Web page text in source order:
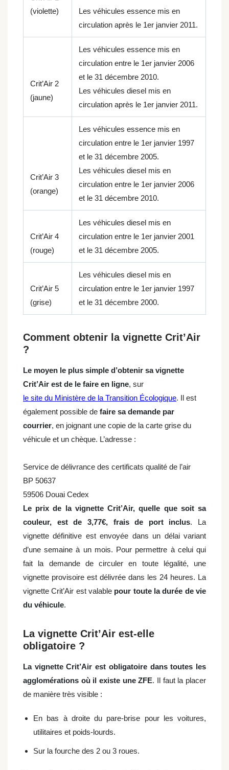
(violette)
Les véhicules essence mis en
circulation après le 1er janvier 2011.
Crit’Air 2
(jaune)
Les véhicules essence mis en
circulation entre le 1er janvier 2006
et le 31 décembre 2010.
Les véhicules diesel mis en
circulation après le 1er janvier 2011.
Crit’Air 3
(orange)
Les véhicules essence mis en
circulation entre le 1er janvier 1997
et le 31 décembre 2005.
Les véhicules diesel mis en
circulation entre le 1er janvier 2006
et le 31 décembre 2010.
Crit’Air 4
(rouge)
Les véhicules diesel mis en
circulation entre le 1er janvier 2001
et le 31 décembre 2005.
Crit’Air 5
(grise)
Les véhicules diesel mis en
circulation entre le 1er janvier 1997
et le 31 décembre 2000.
Comment obtenir la vignette Crit’Air
?
Le moyen le plus simple d’obtenir sa vignette
Crit’Air est de le faire en ligne, sur
le site du Ministère de la Transition Écologique. Il est
également possible de faire sa demande par
courrier, en joignant une copie de la carte grise du
véhicule et un chèque. L’adresse :
Service de délivrance des certificats qualité de l’air
BP 50637
59506 Douai Cedex
Le prix de la vignette Crit’Air, quelle que soit sa
couleur, est de 3,77€, frais de port inclus. La
vignette définitive est envoyée dans un délai variant
d’une semaine à un mois. Pour permettre à celui qui
fait la demande de circuler en toute légalité, une
vignette provisoire est délivrée dans les 24 heures. La
vignette Crit’Air est valable pour toute la durée de vie
du véhicule.
La vignette Crit’Air est-elle
obligatoire ?
La vignette Crit’Air est obligatoire dans toutes les
agglomérations où il existe une ZFE. Il faut la placer
de manière très visible :
En bas à droite du pare-brise pour les voitures,
utilitaires et poids-lourds.
Sur la fourche des 2 ou 3 roues.